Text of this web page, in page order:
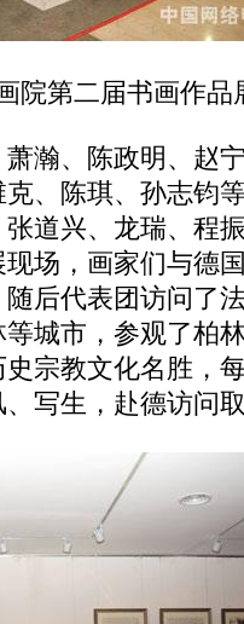
院第二届书画作品
、陈政明、赵
、陈琪、孙志钧
道兴、龙瑞、程
场，画家们与德
后代表团访问了
城市，参观了柏
宗教文化名胜，
写生，赴德访问